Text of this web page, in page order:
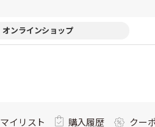
オンラインショップ
マイリスト 購入履歴 クー